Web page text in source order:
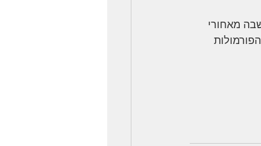
מאחורי